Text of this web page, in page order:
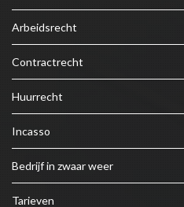
Arbeidsrecht
Contractrecht
Huurrecht
Incasso
Bedrijf in zwaar weer
Tarieven